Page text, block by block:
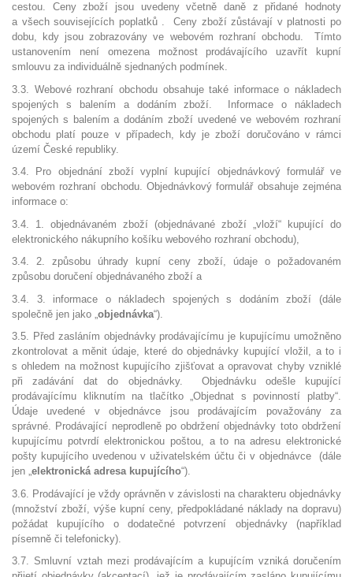
cestou. Ceny zboží jsou uvedeny včetně daně z přidané hodnoty
a všech souvisejících poplatků . Ceny zboží zůstávají v platnosti po
dobu, kdy jsou zobrazovány ve webovém rozhraní obchodu. Tímto
ustanovením není omezena možnost prodávajícího uzavřít kupní
smlouvu za individuálně sjednaných podmínek.
3.3. Webové rozhraní obchodu obsahuje také informace o nákladech
spojených s balením a dodáním zboží. Informace o nákladech
spojených s balením a dodáním zboží uvedené ve webovém rozhraní
obchodu platí pouze v případech, kdy je zboží doručováno v rámci
území České republiky.
3.4. Pro objednání zboží vyplní kupující objednávkový formulář ve
webovém rozhraní obchodu. Objednávkový formulář obsahuje zejména
informace o:
3.4. 1. objednávaném zboží (objednávané zboží „vloží“ kupující do
elektronického nákupního košíku webového rozhraní obchodu),
3.4. 2. způsobu úhrady kupní ceny zboží, údaje o požadovaném
způsobu doručení objednávaného zboží a
3.4. 3. informace o nákladech spojených s dodáním zboží (dále
společně jen jako „ objednávka“).
3.5. Před zasláním objednávky prodávajícímu je kupujícímu umožněno
zkontrolovat a měnit údaje, které do objednávky kupující vložil, a to i
s ohledem na možnost kupujícího zjišťovat a opravovat chyby vzniklé
při zadávání dat do objednávky. Objednávku odešle kupující
prodávajícímu kliknutím na tlačítko „Objednat s povinností platby“.
Údaje uvedené v objednávce jsou prodávajícím považovány za
správné. Prodávající neprodleně po obdržení objednávky toto obdržení
kupujícímu potvrdí elektronickou poštou, a to na adresu elektronické
pošty kupujícího uvedenou v uživatelském účtu či v objednávce (dále
jen „elektronická adresa kupujícího“).
3.6. Prodávající je vždy oprávněn v závislosti na charakteru objednávky
(množství zboží, výše kupní ceny, předpokládané náklady na dopravu)
požádat kupujícího o dodatečné potvrzení objednávky (například
písemně či telefonicky).
3.7. Smluvní vztah mezi prodávajícím a kupujícím vzniká doručením